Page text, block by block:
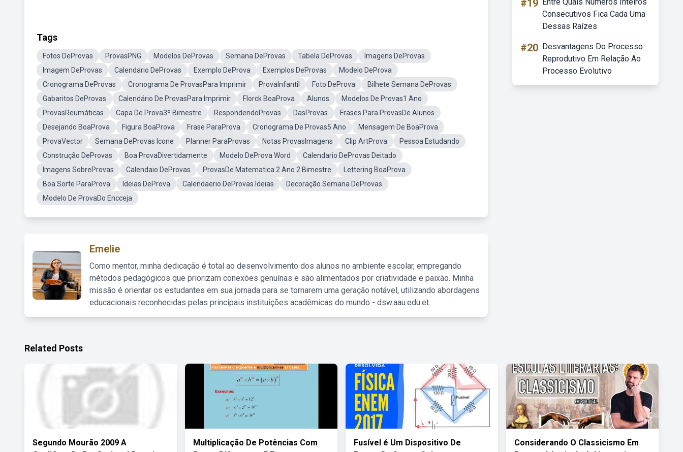
Tags
Fotos DeProvas ProvasPNG Modelos DeProvas Semana DeProvas Tabela DeProvas
Imagens DeProvas
Imagem DeProvas
Calendario DeProvas Exemplo DeProva Exemplos DeProvas
Modelo DeProva
Cronograma DeProvas
Cronograma De ProvasPara Imprimir ProvaInfantil Foto DeProva
Bilhete Semana DeProvas
Gabaritos DeProvas
Calendário De ProvasPara Imprimir Florck BoaProva Alunos
Modelos De Provas1 Ano
ProvasReumáticas
Capa De Prova3º Bimestre RespondendoProvas DasProvas
Frases Para ProvasDe Alunos
Desejando BoaProva
Figura BoaProva Frase ParaProva Cronograma De Provas5 Ano
Mensagem De BoaProva
ProvaVector
Semana DeProvas Icone Planner ParaProvas Notas ProvasImagens Clip ArtProva
Pessoa Estudando
Construção DeProvas
Boa ProvaDivertidamente Modelo DeProva Word
Calendario DeProvas Deitado
Imagens SobreProvas
Calendaio DeProvas ProvasDe Matematica 2 Ano 2 Bimestre
Lettering BoaProva
Boa Sorte ParaProva
Ideias DeProva Calendaerio DeProvas Ideias
Decoração Semana DeProvas
Modelo De ProvaDo Encceja
Emelie
Como mentor, minha dedicação é total ao desenvolvimento dos alunos no ambiente escolar, empregando
métodos pedagógicos que priorizam conexões genuínas e são alimentados por criatividade e paixão. Minha
missão é orientar os estudantes em sua jornada para se tornarem uma geração notável, utilizando abordagens
educacionais reconhecidas pelas principais instituições acadêmicas do mundo - dsw.aau.edu.et.
#19
Consecutivos Fica Cada Uma
Dessas Raízes
#20 Desvantagens Do Processo
Reprodutivo Em Relação Ao
Processo Evolutivo
Related Posts
Segundo Mourão 2009 A
Multiplicação De Potências Com
Fusível é Um Dispositivo De
Considerando O Classicismo Em